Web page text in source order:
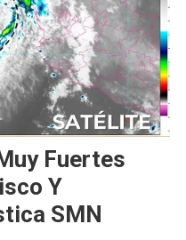
Fuertes
Y
SMN